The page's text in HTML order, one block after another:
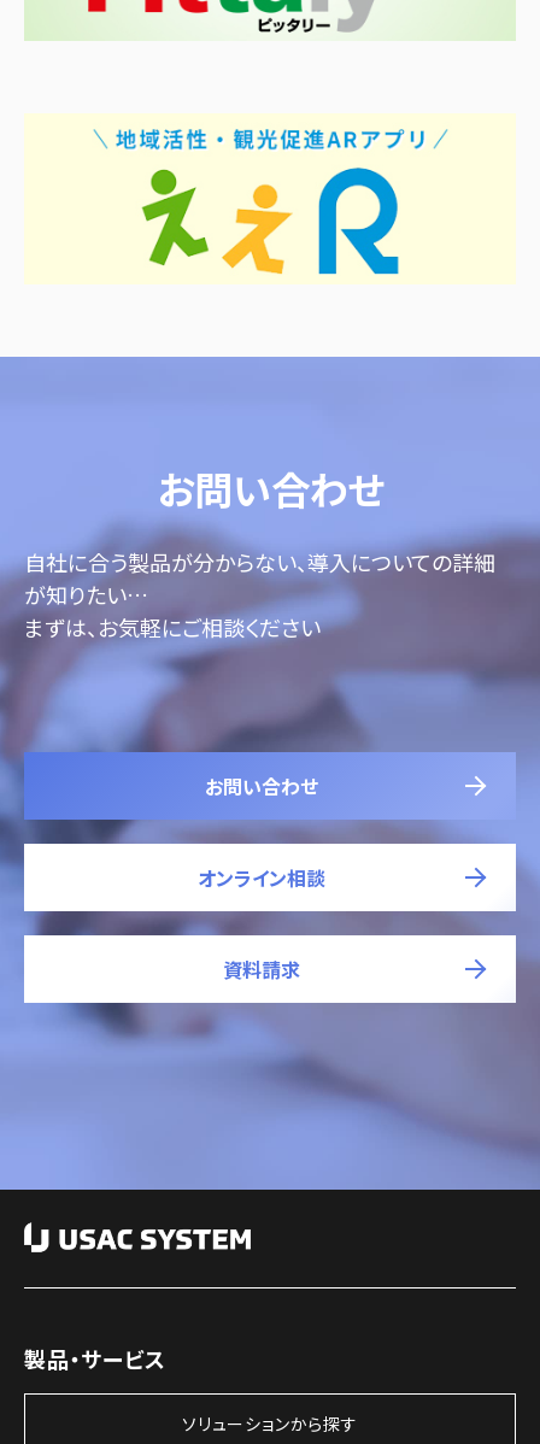
お問い合わせ
自社に合う製品が分からない、導入についての詳細
が知りたい…
まずは、お気軽にご相談ください
お問い合わせ
オンライン相談
資料請求
製品・サービス
ソリューションから探す